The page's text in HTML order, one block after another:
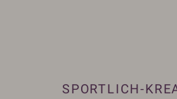
SPORTLICH-